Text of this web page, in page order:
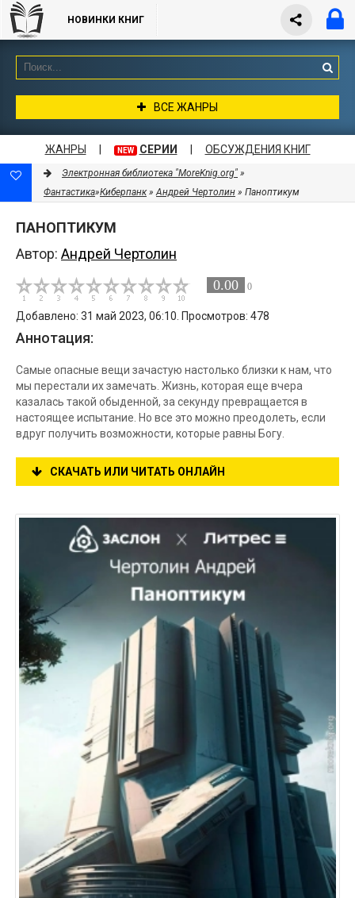
НОВИНКИ КНИГ
ВСЕ ЖАНРЫ
ЖАНРЫ NEW СЕРИИ ОБСУЖДЕНИЯ КНИГ
Электронная библиотека "MoreKnig.org" »
Фантастика»Киберпанк»Андрей Чертолин » Паноптикум
ПАНОПТИКУМ
Автор: Андрей Чертолин
0.00 0
Добавлено: 31 май 2023, 06:10. Просмотров: 478
Аннотация:
Самые опасные вещи зачастую настолько близки к нам, что
мы перестали их замечать. Жизнь, которая еще вчера
казалась такой обыденной, за секунду превращается в
настоящее испытание. Но все это можно преодолеть, если
вдруг получить возможности, которые равны Богу.
СКАЧАТЬ ИЛИ ЧИТАТЬ ОНЛАЙН